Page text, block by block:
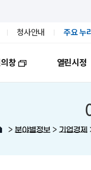
청사안내 주요 누
창 열린시정
> 분야별정보 > 기업경제